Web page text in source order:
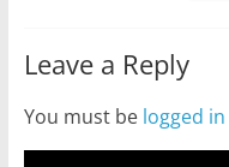
Leave a Reply
You must be logged in